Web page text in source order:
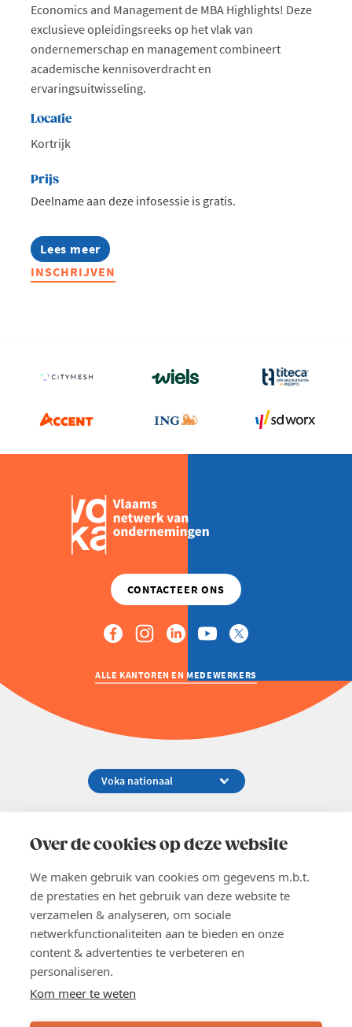
Over de cookies op deze website
We maken gebruik van cookies om gegevens m.b.t.
de prestaties en het gebruik van deze website te
verzamelen & analyseren, om sociale
netwerkfunctionaliteiten aan te bieden en onze
content & advertenties te verbeteren en
personaliseren.
Kom meer te weten
Economics and Management de MBA Highlights! Deze
exclusieve opleidingsreeks op het vlak van
ondernemerschap en management combineert
academische kennisoverdracht en
ervaringsuitwisseling.
Locatie
Kortrijk
Prijs
Deelname aan deze infosessie is gratis.
Lees meer
about
Infosessie:
MBA
INSCHRIJVEN
ALLE KANTOREN EN MEDEWERKERS
02 229 81 11
EN
Word lid